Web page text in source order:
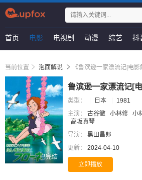
首页 电影 电视剧 动漫 综艺 抖
当前位置 泡面解说 《鲁滨逊一家漂流记[电影
已完结
鲁滨逊一家漂流记[
类型： 日本
1981
主演：
古谷徹 小林修 小
高坂真琴
导演：
黑田昌郎
更新：
2024-04-10
立即播放